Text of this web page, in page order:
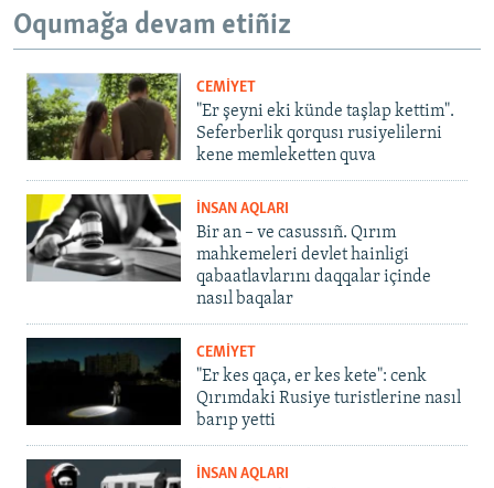
Oqumağa devam etiñiz
CEMİYET
"Er şeyni eki künde taşlap kettim".
Seferberlik qorqusı rusiyelilerni
kene memleketten quva
İNSAN AQLARI
Bir an – ve casussıñ. Qırım
mahkemeleri devlet hainligi
qabaatlavlarını daqqalar içinde
nasıl baqalar
CEMİYET
"Er kes qaça, er kes kete": cenk
Qırımdaki Rusiye turistlerine nasıl
barıp yetti
İNSAN AQLARI